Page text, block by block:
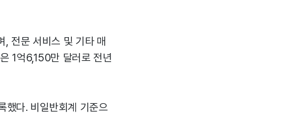
전문 서비스 및 기타 매
1억6,150만 달러로 전년
했다. 비일반회계 기준으